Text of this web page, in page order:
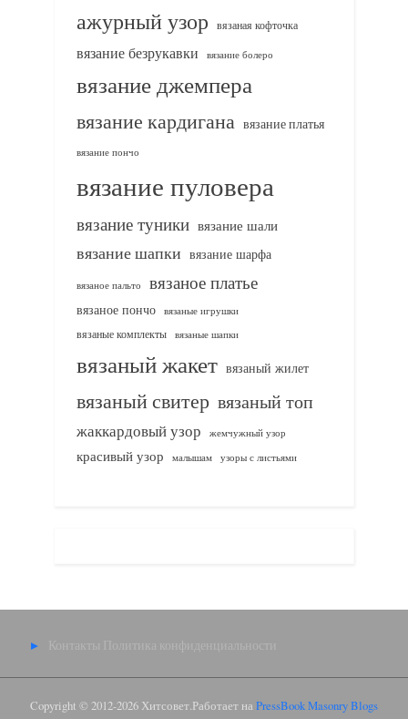
ажурный узор вязаная кофточка
вязание безрукавки вязание болеро
вязание джемпера
вязание кардигана вязание платья
вязание пончо
вязание пуловера
вязание туники вязание шали
вязание шапки вязание шарфа
вязаное пальто вязаное платье
вязаное пончо вязаные игрушки
вязаные комплекты
вязаные шапки
вязаный жакет вязаный жилет
вязаный свитер вязаный топ
жаккардовый узор жемчужный узор
красивый узор малышам узоры с листьями
Контакты Политика конфиденциальности
Copyright © 2012-2026 Хитсовет.Работает на PressBook Masonry Blogs